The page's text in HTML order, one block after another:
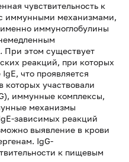
чувствительность к
иммунными механизмами,
иммуноглобулины
При этом существует
реакций, при которых
что проявляется
участвовали
иммунные комплексы,
механизмы
зависимых реакций
выявление в крови
IgG-
к пищевым